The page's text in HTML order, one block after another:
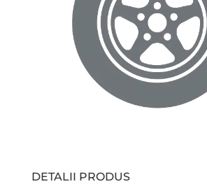
DETALII PRODUS